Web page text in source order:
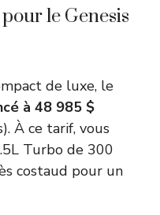
le Genesis
de luxe, le
à 48 985 $
À ce tarif, vous
Turbo de 300
costaud pour un